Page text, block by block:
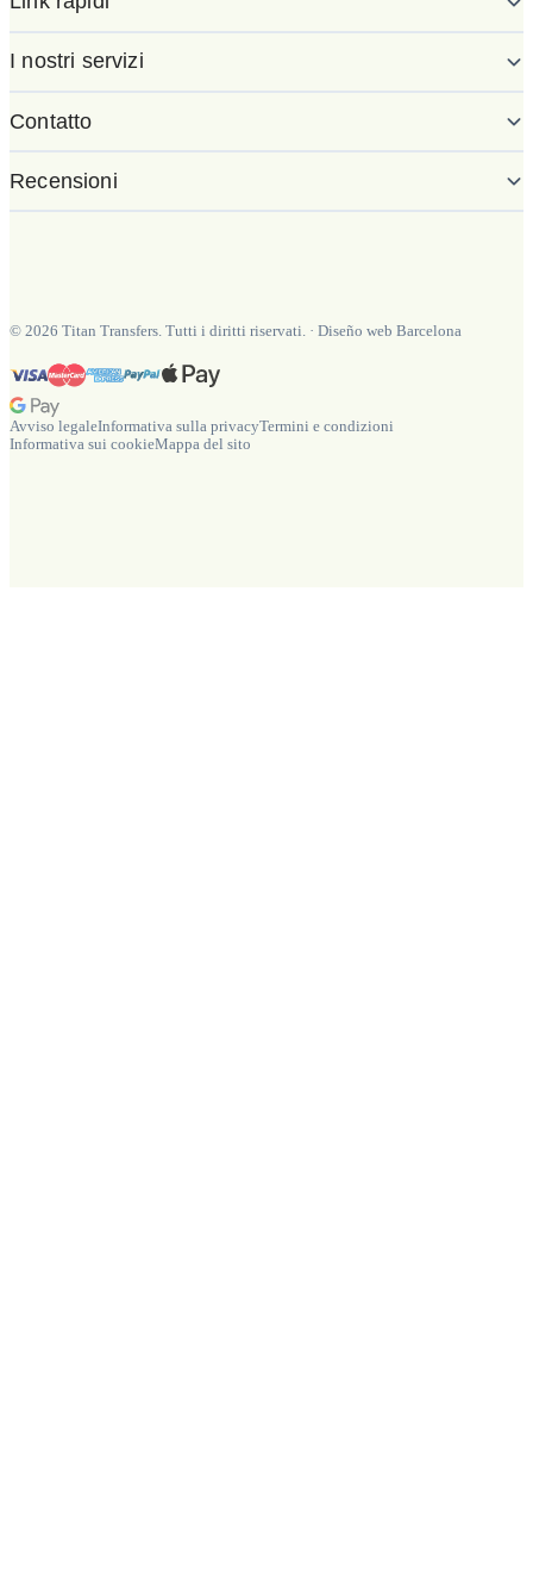
I nostri servizi
Contatto
Recensioni
© 2026 Titan Transfers. Tutti i diritti riservati. · Diseño web Barcelona
Avviso legaleInformativa sulla privacyTermini e condizioni
Informativa sui cookieMappa del sito